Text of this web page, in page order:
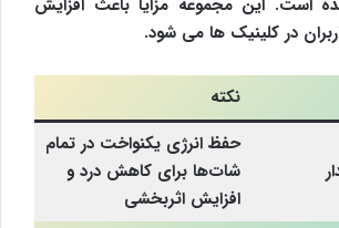
در کلینیک ها می شود.
نکته
حفظ انرژی یکنواخت در تمام
شات‌ها برای کاهش درد و
افزایش اثربخشی